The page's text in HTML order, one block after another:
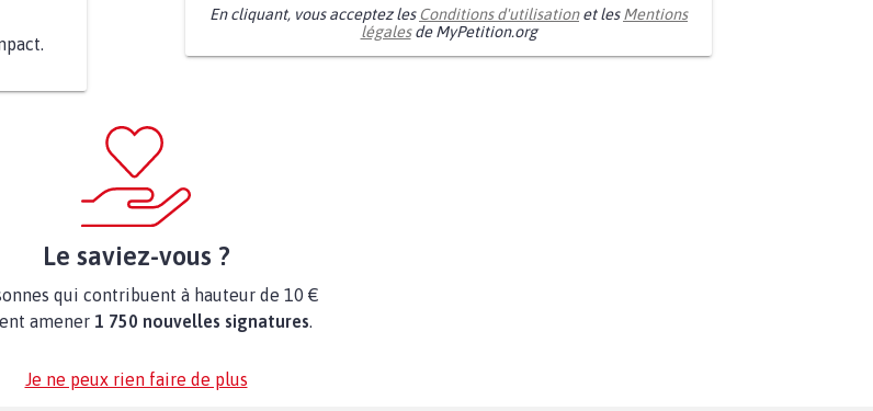
En cliquant, vous acceptez les Conditions d'utilisationet lesMentions
légalesde MyPetition.org
Le saviez-vous ?
qui contribuent à hauteur de 10 €
amener 1 750 nouvelles signatures.
Je ne peux rien faire de plus